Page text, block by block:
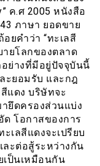
ค.ศ 2005 หนังสือ
ภาษา ยอดขาย
ยคำว่า “ทะเลสี
ายโลกของตลาด
ย่างที่มีอยู่ปัจจุบันนี้
ะยอมรับ และกฎ
แดง บริษัทจะ
ยึดครองส่วนแบ่ง
ด โอกาสของการ
เลสีแดงจะเปรียบ
ะต่อสู้ระหว่างกัน
เป็นเหมือนกัน